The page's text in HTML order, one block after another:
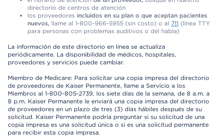
directorio de centros de atención
los proveedores incluidos en su plan o que aceptan pacientes
nuevos, llame al 1-800-966-5955 (sin costo) o al 711 (línea TTY
para personas con problemas auditivos o del habla)
La información de este directorio en línea se actualiza
periódicamente. La disponibilidad de médicos, hospitales,
proveedores y servicios puede cambiar.
Miembro de Medicare: Para solicitar una copia impresa del directorio
de proveedores de Kaiser Permanente, llame a Servicio a los
Miembros al 1-800-805-2739, los siete días de la semana, de 8 a.m. a
8 p.m. Kaiser Permanente le enviará una copia impresa del directorio
de proveedores en un plazo de tres (3) días hábiles después de su
solicitud. Kaiser Permanente podría preguntar si su solicitud de una
copia impresa es una solicitud única o si es una solicitud permanente
para recibir esta copia impresa.